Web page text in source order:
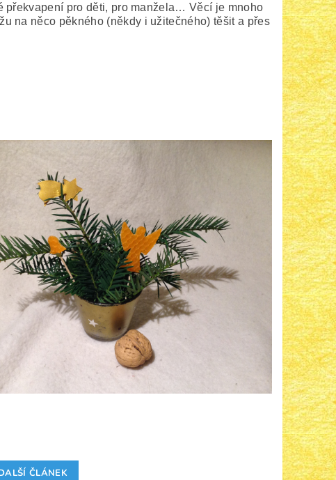
pro děti, pro manžela… Věcí je mnoho
na něco pěkného (někdy i užitečného) těšit a přes
ČLÁNEK